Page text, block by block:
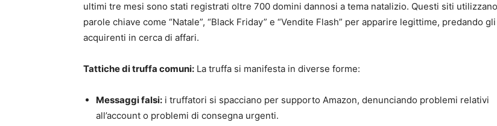
ultimi tre mesi sono stati registrati oltre 700 domini dannosi a tema natalizio. Questi siti utilizzano
parole chiave come “Natale”, “Black Friday” e “Vendite Flash” per apparire legittime, predando gli
acquirenti in cerca di affari.
Tattiche di truffa comuni: La truffa si manifesta in diverse forme:
Messaggi falsi: i truffatori si spacciano per supporto Amazon, denunciando problemi relativi
all’account o problemi di consegna urgenti.